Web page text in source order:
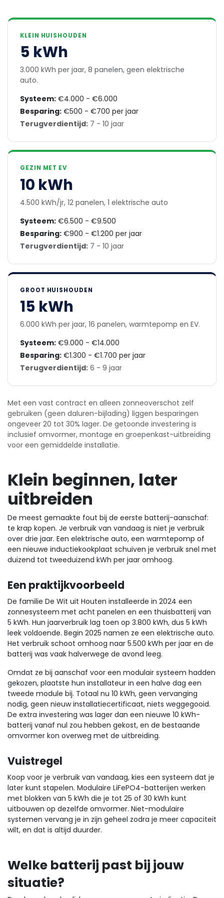
KLEIN HUISHOUDEN
5 kWh
3.000 kWh per jaar, 8 panelen, geen elektrische
auto.
Systeem: €4.000 - €6.000
Besparing: €500 - €700 per jaar
Terugverdientijd: 7 - 10 jaar
GEZIN MET EV
10 kWh
4.500 kWh/jr, 12 panelen, 1 elektrische auto
Systeem: €6.500 - €9.500
Besparing: €900 - €1.200 per jaar
Terugverdientijd: 7 - 10 jaar
GROOT HUISHOUDEN
15 kWh
6.000 kWh per jaar, 16 panelen, warmtepomp en EV.
Systeem: €9.000 - €14.000
Besparing: €1.300 - €1.700 per jaar
Terugverdientijd: 6 - 9 jaar
Met een vast contract en alleen zonneoverschot zelf
gebruiken (geen daluren-bijlading) liggen besparingen
ongeveer 20 tot 30% lager. De getoonde investering is
inclusief omvormer, montage en groepenkast-uitbreiding
voor een gemiddelde installatie.
Klein beginnen, later
uitbreiden
De meest gemaakte fout bij de eerste batterij-aanschaf:
te krap kopen. Je verbruik van vandaag is niet je verbruik
over drie jaar. Een elektrische auto, een warmtepomp of
een nieuwe inductiekookplaat schuiven je verbruik snel met
duizend tot tweeduizend kWh per jaar omhoog.
Een praktijkvoorbeeld
De familie De Wit uit Houten installeerde in 2024 een
zonnesysteem met acht panelen en een thuisbatterij van
5 kWh. Hun jaarverbruik lag toen op 3.800 kWh, dus 5 kWh
leek voldoende. Begin 2025 namen ze een elektrische auto.
Het verbruik schoot omhoog naar 5.500 kWh per jaar en de
batterij was vaak halverwege de avond leeg.
Omdat ze bij aanschaf voor een modulair systeem hadden
gekozen, plaatste hun installateur in een halve dag een
tweede module bij. Totaal nu 10 kWh, geen vervanging
nodig, geen nieuw installatiecertificaat, niets weggegooid.
De extra investering was lager dan een nieuwe 10 kWh-
batterij vanaf nul zou hebben gekost, en de bestaande
omvormer kon overweg met de uitbreiding.
Vuistregel
Koop voor je verbruik van vandaag, kies een systeem dat je
later kunt stapelen. Modulaire LiFePO4-batterijen werken
met blokken van 5 kWh die je tot 25 of 30 kWh kunt
uitbouwen op dezelfde omvormer. Niet-modulaire
systemen vervang je in zijn geheel zodra je meer capaciteit
wilt, en dat is altijd duurder.
Welke batterij past bij jouw
situatie?